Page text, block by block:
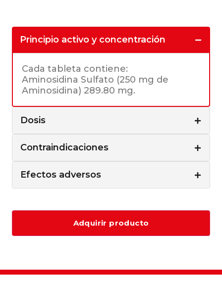
Principio activo y concentración
Cada tableta contiene:
Aminosidina Sulfato (250 mg de
Aminosidina) 289.80 mg.
Dosis
Contraindicaciones
Efectos adversos
Adquirir producto